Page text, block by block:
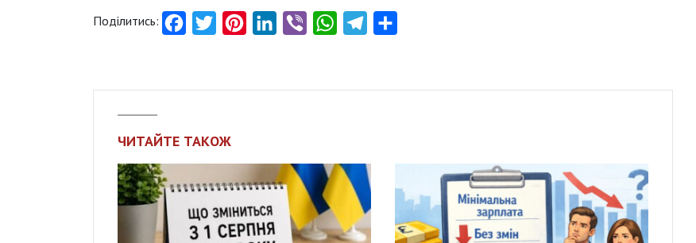
Поділитись: FacebookTwitter PinterestLinkedInViber WhatsAppTelegram
ЧИТАЙТЕ ТАКОЖ